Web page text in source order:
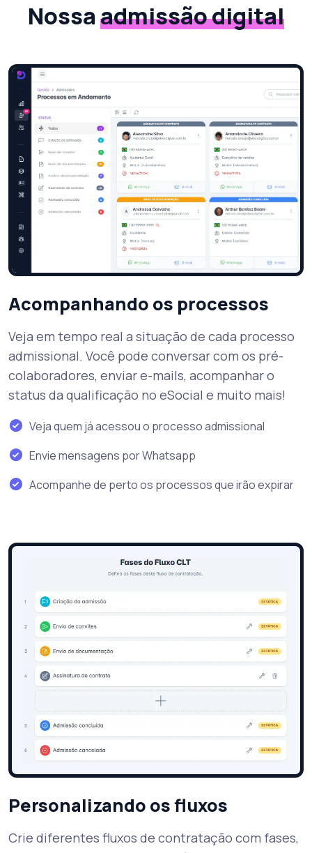
Nossaadmissão digital
Acompanhando os processos
Veja em tempo real a situação de cada processo
admissional. Você pode conversar com os pré-
colaboradores, enviar e-mails, acompanhar o
status da qualificação no eSocial e muito mais!
Veja quem já acessou o processo admissional
Envie mensagens por Whatsapp
Acompanhe de perto os processos que irão expirar
Personalizando os fluxos
Crie diferentes fluxos de contratação com fases,